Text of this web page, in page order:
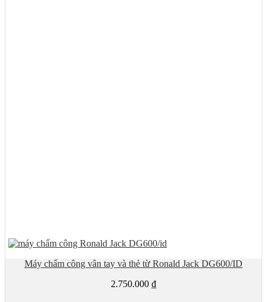
Máy chấm công vân tay và thẻ từ Ronald Jack DG600/ID
2.750.000 ₫